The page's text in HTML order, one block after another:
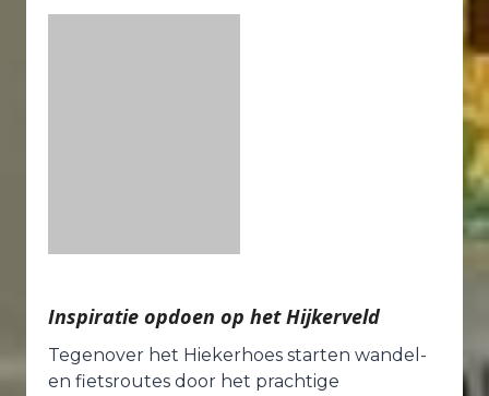
Inspiratie opdoen op het Hijkerveld
Tegenover het Hiekerhoes starten wandel-
en fietsroutes door het prachtige